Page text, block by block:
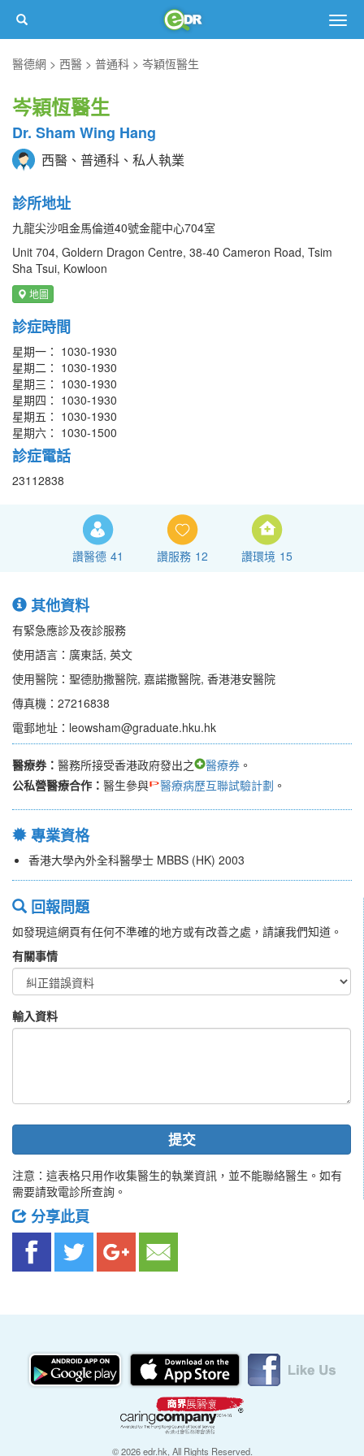
醫德網
西醫 普通科 岑穎恆醫生
岑穎恆醫生
Dr. Sham Wing Hang
西醫、普通科、私人執業
診所地址
九龍尖沙咀金馬倫道40號金龍中心704室
Unit 704, Goldern Dragon Centre, 38-40 Cameron Road, Tsim
Sha Tsui, Kowloon
地圖
診症時間
星期一： 1030-1930
星期二： 1030-1930
星期三： 1030-1930
星期四： 1030-1930
星期五： 1030-1930
星期六： 1030-1500
診症電話
23112838
讚醫德 41 讚服務 12 讚環境 15
其他資料
有緊急應診及夜診服務
使用語言：廣東話, 英文
使用醫院：聖德肋撒醫院, 嘉諾撒醫院, 香港港安醫院
傳真機：27216838
電郵地址：leowsham@graduate.hku.hk
醫療券： 醫務所接受香港政府發出之 醫療券 。
公私營醫療合作： 醫生參與 醫療病歷互聯試驗計劃 。
專業資格
香港大學內外全科醫學士 MBBS (HK) 2003
回報問題
如發現這網頁有任何不準確的地方或有改善之處，請讓我們知道。
有關事情
輸入資料
提交
注意：這表格只用作收集醫生的執業資訊，並不能聯絡醫生。如有
需要請致電診所查詢。
分享此頁
© 2026 edr.hk, All Rights Reserved.